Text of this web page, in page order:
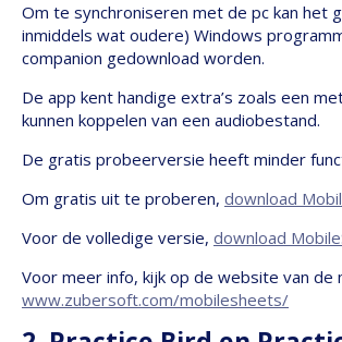
Om te synchroniseren met de pc kan het
inmiddels wat oudere) Windows
companion gedownload worden.
De app kent handige extra’s zoals een
kunnen koppelen van een audiobestand.
De gratis probeerversie heeft minder
Om gratis uit te proberen, download
Voor de volledige versie, download
Voor meer info, kijk op de website van de
www.zubersoft.com/mobilesheets/